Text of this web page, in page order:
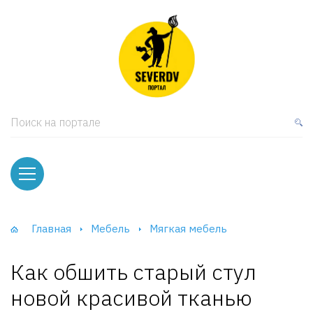
Поиск на портале
Главная Мебель Мягкая мебель
Как обшить старый стул
новой красивой тканью
и тумбы
и Шкафы-Купе